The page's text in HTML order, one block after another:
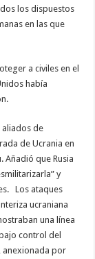
los dispuestos
en las que
a civiles en el
había
aliados de
de Ucrania en
Añadió que Rusia
y
Los ataques
ucraniana
una línea
control del
anexionada por